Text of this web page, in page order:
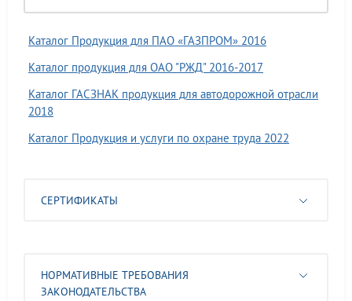
Каталог Продукция для ПАО «ГАЗПРОМ» 2016
Каталог продукция для ОАО "РЖД" 2016-2017
Каталог ГАСЗНАК продукция для автодорожной отрасли
2018
Каталог Продукция и услуги по охране труда 2022
СЕРТИФИКАТЫ
НОРМАТИВНЫЕ ТРЕБОВАНИЯ
ЗАКОНОДАТЕЛЬСТВА